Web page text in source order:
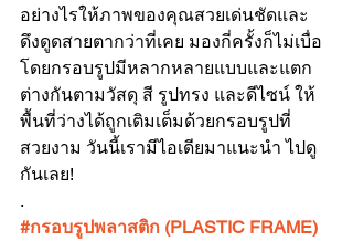
อย่างไรให้ภาพของคุณสวยเด่นชัดและ
ดึงดูดสายตากว่าที่เคย มองกี่ครั้งก็ไม่เบื่อ
โดยกรอบรูปมีหลากหลายแบบและแตก
ต่างกันตามวัสดุ สี รูปทรง และดีไซน์ ให้
พื้นที่ว่างได้ถูกเติมเต็มด้วยกรอบรูปที่
สวยงาม วันนี้เรามีไอเดียมาแนะนำ ไปดู
กันเลย!
.
#กรอบรูปพลาสติก (PLASTIC FRAME)